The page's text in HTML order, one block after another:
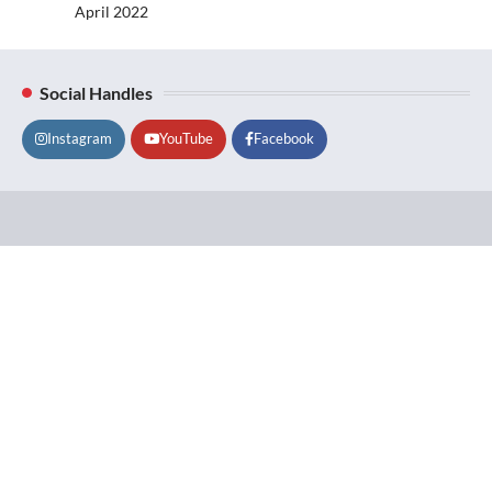
April 2022
Social Handles
Instagram YouTube Facebook